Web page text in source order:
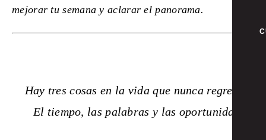
mejorar tu semana y aclarar el panorama.
Hay tres cosas en la vida que nunca regresan:
El tiempo, las palabras y las oportunidades.